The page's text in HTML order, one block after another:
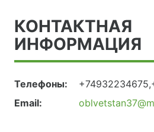
КОНТАКТНАЯ
ИНФОРМАЦИЯ
Телефоны:
Email: